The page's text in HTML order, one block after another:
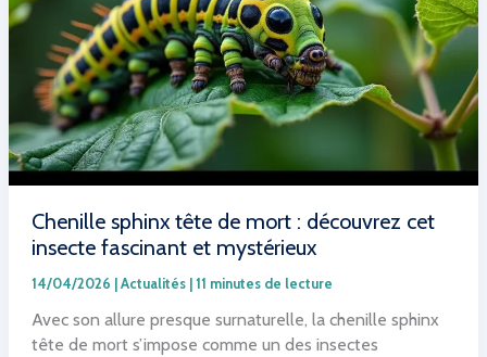
toute
votre
Famille
?
Chenille sphinx tête de mort : découvrez cet
insecte fascinant et mystérieux
14/04/2026 |Actualités|11 minutes de lecture
Avec son allure presque surnaturelle, la chenille sphinx
tête de mort s’impose comme un des insectes